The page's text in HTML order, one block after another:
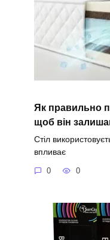
Як правильно
щоб він
Стіл
впливає
0 0